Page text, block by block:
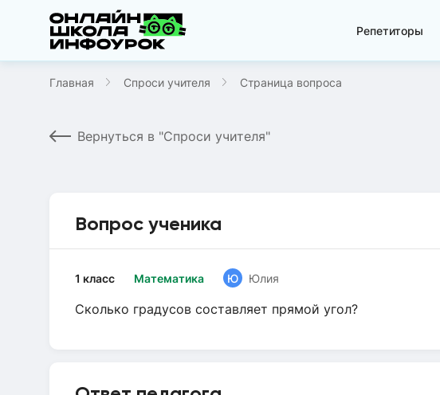
Репетиторы
Главная Спроси учителя Страница вопроса
Вернуться в "Спроси учителя"
Вопрос ученика
Математика
1 класс Ю Юлия
Сколько градусов составляет прямой угол?